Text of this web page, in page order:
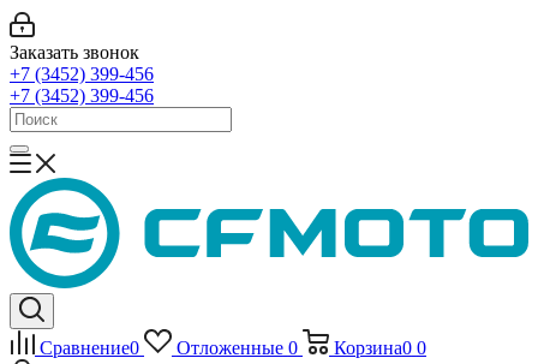
Заказать звонок
+7 (3452) 399-456
+7 (3452) 399-456
Сравнение0 Отложенные 0 Корзина0 0